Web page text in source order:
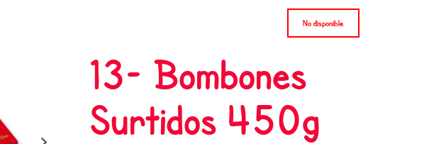
No disponible
13- Bombones
Surtidos 450g